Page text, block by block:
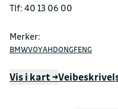
Tlf: 40 13 06 00
Merker:
BMWVOYAHDONGFENG
Vis i kart →